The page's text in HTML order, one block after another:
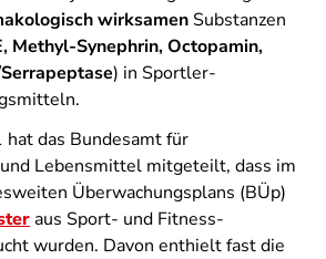
wirksamen Substanzen
Methyl-Synephrin, Octopamin,
) in Sportler-
das Bundesamt für
Lebensmittel mitgeteilt, dass im
Überwachungsplans (BÜp)
aus Sport- und Fitness-
wurden. Davon enthielt fast die